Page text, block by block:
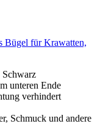
Bügel für Krawatten,
unteren Ende
verhindert
Schmuck und andere